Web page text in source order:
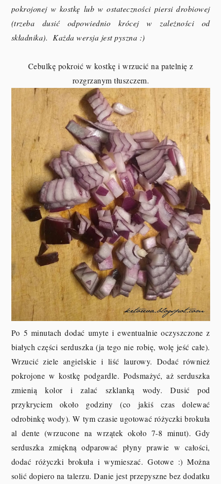
pokrojonej w kostkę lub w ostateczności piersi drobiowej
(trzeba dusić odpowiednio krócej w zależności od
składnika). Każda wersja jest pyszna :)
Cebulkę pokroić w kostkę i wrzucić na patelnię z
rozgrzanym tłuszczem.
Po 5 minutach dodać umyte i ewentualnie oczyszczone z
białych części serduszka (ja tego nie robię, wolę jeść całe).
Wrzucić ziele angielskie i liść laurowy. Dodać również
pokrojone w kostkę podgardle. Podsmażyć, aż serduszka
zmienią kolor i zalać szklanką wody. Dusić pod
przykryciem około godziny (co jakiś czas dolewać
odrobinkę wody). W tym czasie ugotować różyczki brokuła
al dente (wrzucone na wrzątek około 7-8 minut). Gdy
serduszka zmiękną odparować płyny prawie w całości,
dodać różyczki brokuła i wymieszać. Gotowe :) Można
solić dopiero na talerzu. Danie jest przepyszne bez dodatku